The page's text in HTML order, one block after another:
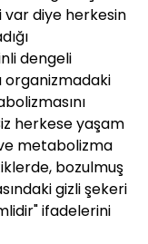
var diye herkesin
dengeli
organizmadaki
herkese yaşam
metabolizma
bozulmuş
gizli şekeri
ifadelerini